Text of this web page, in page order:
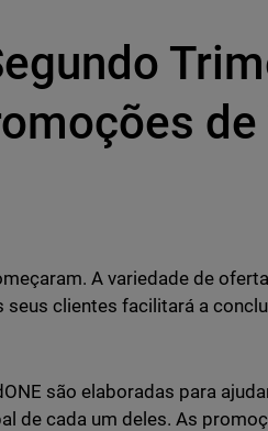
de
A variedade de
clientes facilitará a
são elaboradas para
de cada um deles. As